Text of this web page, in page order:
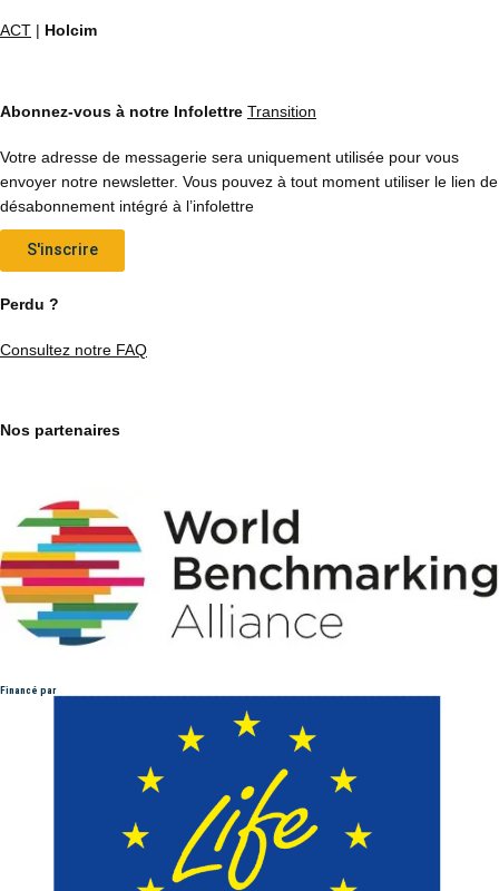
ACT | Holcim
Abonnez-vous à notre Infolettre Transition
Votre adresse de messagerie sera uniquement utilisée pour vous
envoyer notre newsletter. Vous pouvez à tout moment utiliser le lien de
désabonnement intégré à l’infolettre
S'inscrire
Perdu ?
Consultez notre FAQ
Nos partenaires
Financé par